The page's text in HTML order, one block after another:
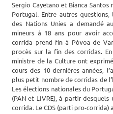
Sergio Cayetano et Bianca
Portugal. Entre autres
des Nations Unies a demandé
mineurs à 18 ans pour avoir
corrida prend fin à Póvoa de
procès sur la fin des corridas.
ministre de la Culture ont
cours des 10 dernières années,
plus petit nombre de corridas de
Les élections nationales du
(PAN et LIVRE), à partir
corrida. Le CDS (parti pro-corrida)